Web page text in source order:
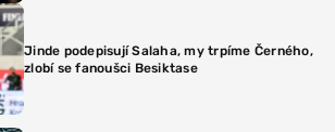
Jinde podepisují Salaha, my trpíme Černého,
zlobí se fanoušci Besiktase